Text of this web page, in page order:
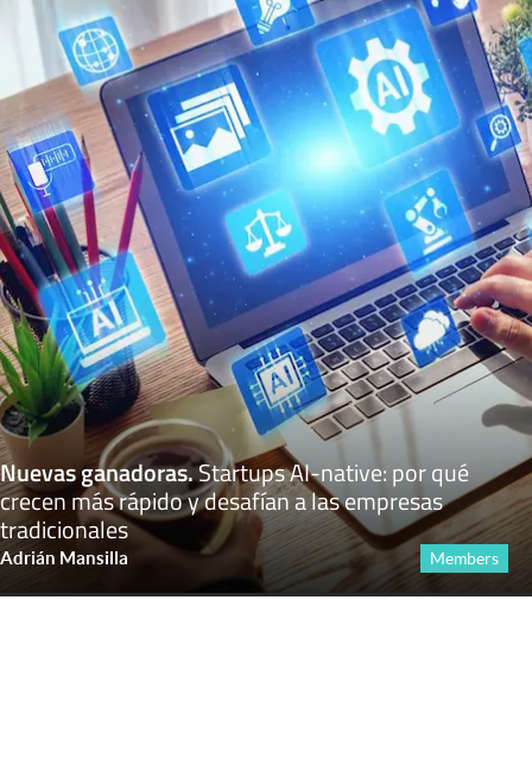
Nuevas ganadoras.Startups AI-native: por qué
crecen más rápido y desafían a las empresas
tradicionales
Adrián Mansilla Members